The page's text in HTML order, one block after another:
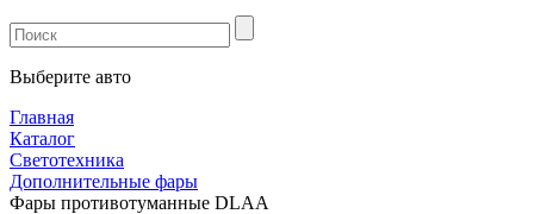
Выберите авто
Главная
Каталог
Светотехника
Дополнительные фары
Фары противотуманные DLAA